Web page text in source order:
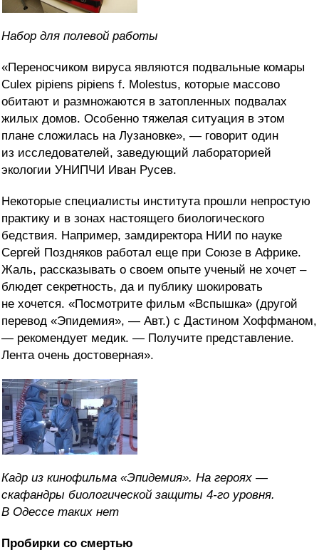
Набор для полевой работы
«Переносчиком вируса являются подвальные комары
Culex pipiens pipiens f. Molestus, которые массово
обитают и размножаются в затопленных подвалах
жилых домов. Особенно тяжелая ситуация в этом
плане сложилась на Лузановке», — говорит один
из исследователей, заведующий лабораторией
экологии УНИПЧИ Иван Русев.
Некоторые специалисты института прошли непростую
практику и в зонах настоящего биологического
бедствия. Например, замдиректора НИИ по науке
Сергей Поздняков работал еще при Союзе в Африке.
Жаль, рассказывать о своем опыте ученый не хочет –
блюдет секретность, да и публику шокировать
не хочется. «Посмотрите фильм «Вспышка» (другой
перевод «Эпидемия», — Авт.) с Дастином Хоффманом,
— рекомендует медик. — Получите представление.
Лента очень достоверная».
Кадр из кинофильма «Эпидемия». На героях —
скафандры биологической защиты 4-го уровня.
В Одессе таких нет
Пробирки со смертью